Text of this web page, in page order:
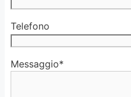
Telefono
Messaggio*